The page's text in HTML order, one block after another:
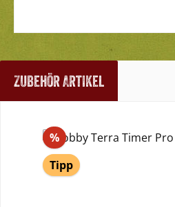
Zubehör Artikel
Produktgalerie überspringen
%Rabatt
Tipp